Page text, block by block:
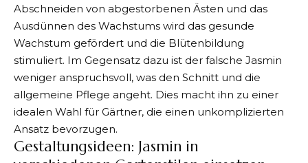
Abschneiden von abgestorbenen Ästen und das
Ausdünnen des Wachstums wird das gesunde
Wachstum gefördert und die Blütenbildung
stimuliert. Im Gegensatz dazu ist der falsche Jasmin
weniger anspruchsvoll, was den Schnitt und die
allgemeine Pflege angeht. Dies macht ihn zu einer
idealen Wahl für Gärtner, die einen unkomplizierten
Ansatz bevorzugen.
Gestaltungsideen: Jasmin in